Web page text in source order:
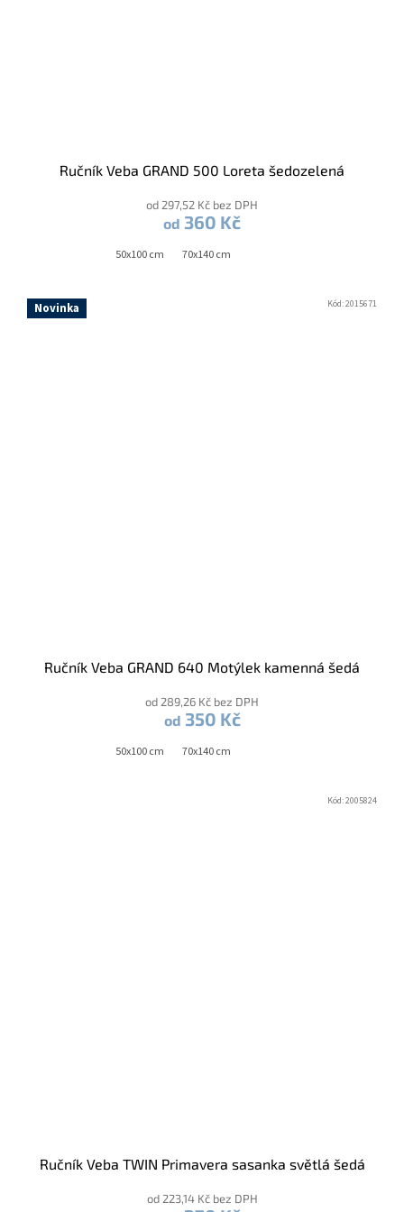
Ručník Veba GRAND 500 Loreta šedozelená
od 297,52 Kč bez DPH
od 360 Kč
50x100 cm 70x140 cm
Novinka
Ručník Veba GRAND 640 Motýlek kamenná šedá
od 289,26 Kč bez DPH
od 350 Kč
50x100 cm 70x140 cm
Kód:2015671
Ručník Veba TWIN Primavera sasanka světlá šedá
od 223,14 Kč bez DPH
Kód:2005824